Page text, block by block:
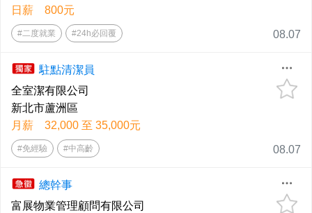
日薪 800元
#二度就業 #24h必回覆 08.07
駐點清潔員
全室潔有限公司
新北市蘆洲區
月薪 32,000 至 35,000元
#免經驗 #中高齡 08.07
總幹事
富展物業管理顧問有限公司